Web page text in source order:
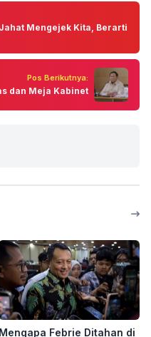
Mengejek Kita, Berarti
Pos Berikutnya:
dan Meja Kabinet
Mengapa Febrie Ditahan di